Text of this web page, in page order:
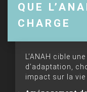
QUE
CHARGE
L’ANAH cible
d’adaptation,
impact sur la vie